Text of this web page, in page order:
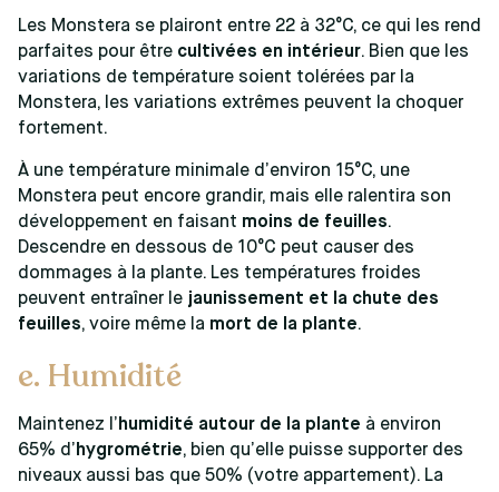
Les Monstera se plairont entre 22 à 32°C, ce qui les rend
parfaites pour être cultivées en intérieur. Bien que les
variations de température soient tolérées par la
Monstera, les variations extrêmes peuvent la choquer
fortement.
À une température minimale d’environ 15°C, une
Monstera peut encore grandir, mais elle ralentira son
développement en faisant moins de feuilles.
Descendre en dessous de 10°C peut causer des
dommages à la plante. Les températures froides
peuvent entraîner le jaunissement et la chute des
feuilles, voire même la mort de la plante.
e. Humidité
Maintenez l’ humidité autour de la plante à environ
65% d’ hygrométrie, bien qu’elle puisse supporter des
niveaux aussi bas que 50% (votre appartement). La